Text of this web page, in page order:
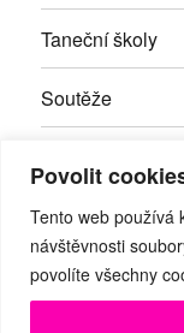
Povolit
Tento web používá
návštěvnosti
povolíte všechny
Taneční školy
Soutěže
Kontakty
Facebook
RSS